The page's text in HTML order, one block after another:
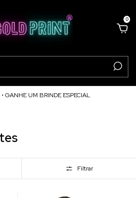
0
• GANHE UM BRINDE ESPECIAL
Filtrar